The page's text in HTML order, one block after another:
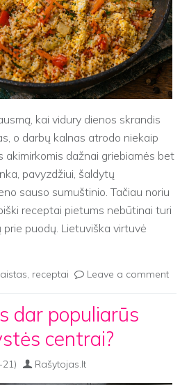
kai vidury dienos skrandis
o darbų kalnas atrodo niekaip
akimirkomis dažnai griebiamės bet
pavyzdžiui, šaldytų
sauso sumuštinio. Tačiau noriu
receptai pietums nebūtinai turi
puodų. Lietuviška virtuvė
, receptai Leave a comment
dar populiarūs
centrai?
Rašytojas.lt